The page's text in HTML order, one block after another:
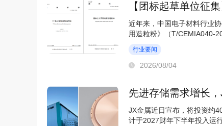
【团标起草单位征
近年来，中国电子材料行业
用造粒粉》（T/CEMIA040-
标准。但随着电子信息...
行业要闻
2026/08/04
先进存储需求增长
JX金属近日宣布，将投资约
计于2027财年下半年投入运